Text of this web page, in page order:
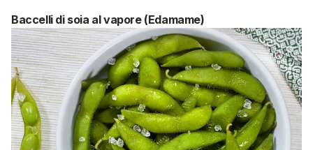
Baccelli di soia al vapore (Edamame)